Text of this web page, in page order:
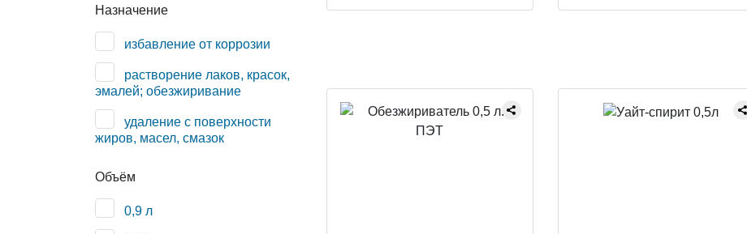
Смывка краски
Сольвент
Назначение
избавление от коррозии
растворение лаков, красок,
эмалей; обезжиривание
удаление с поверхности
жиров, масел, смазок
Объём
0,9 л